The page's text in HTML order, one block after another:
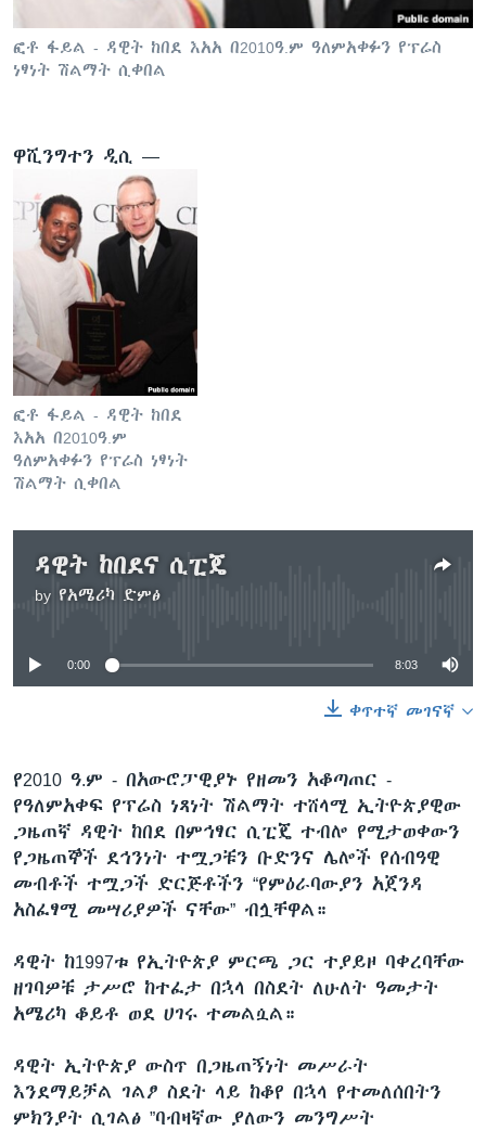
ቋንቋዎች
ፎቶ ፋይል - ዳዊት ከበደ እአአ በ2010ዓ.ም ዓለምአቀፉን የፕሬስ
ነፃነት ሽልማት ሲቀበል
ዋሺንግተን ዲሲ —
ፎቶ ፋይል - ዳዊት ከበደ
እአአ በ2010ዓ.ም
ዓለምአቀፉን የፕሬስ ነፃነት
ሽልማት ሲቀበል
ዳዊት ከበደና ሲፒጄ
by የአሜሪካ ድምፅ
No media source currently available
0:00 8:03
ቀጥተኛ መገናኛ
የ2010 ዓ.ም - በአውሮፓዊያኑ የዘመን አቆጣጠር -
የዓለምአቀፍ የፕሬስ ነጻነት ሽልማት ተሸላሚ ኢትዮጵያዊው
ጋዜጠኛ ዳዊት ከበደ በምኅፃር ሲፒጄ ተብሎ የሚታወቀውን
የጋዜጠኞች ደኅንነት ተሟጋቹን ቡድንና ሌሎች የሰብዓዊ
መብቶች ተሟጋች ድርጅቶችን “የምዕራባውያን አጀንዳ
አስፈፃሚ መሣሪያዎች ናቸው” ብሏቸዋል።
ዳዊት ከ1997ቱ የኢትዮጵያ ምርጫ ጋር ተያይዞ ባቀረባቸው
ዘገባዎቹ ታሥሮ ከተፈታ በኋላ በስደት ለሁለት ዓመታት
አሜሪካ ቆይቶ ወደ ሀገሩ ተመልሷል።
ዳዊት ኢትዮጵያ ውስጥ በጋዜጠኝነት መሥራት
እንደማይቻል ገልፆ ስደት ላይ ከቆየ በኋላ የተመለሰበትን
ምክንያት ሲገልፅ ”ባብዛኛው ያለውን መንግሥት